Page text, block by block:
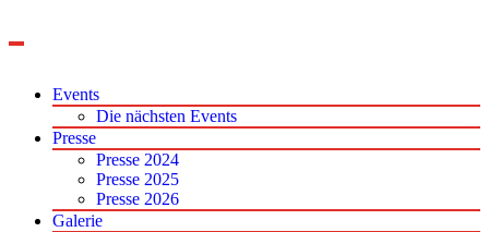
Events
Die nächsten Events
Presse
Presse 2024
Presse 2025
Presse 2026
Galerie